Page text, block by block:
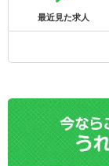
最近見た求人